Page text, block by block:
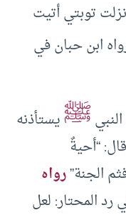
توبتي أتيت
ابن حبان في
ﷺيستأذنه
“أحيةٌ
الجنة”رواه
رد المحتار: لعل